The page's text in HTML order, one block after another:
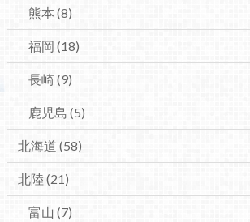
熊本 (8)
福岡 (18)
長崎(9)
鹿児島 (5)
北海道 (58)
北陸(21)
富山 (7)